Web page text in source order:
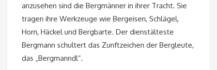
anzusehen sind die Bergmänner in ihrer Tracht. Sie
tragen ihre Werkzeuge wie Bergeisen, Schlägel,
Horn, Häckel und Bergbarte. Der dienstälteste
Bergmann schultert das Zunftzeichen der Bergleute,
das „Bergmanndl“.